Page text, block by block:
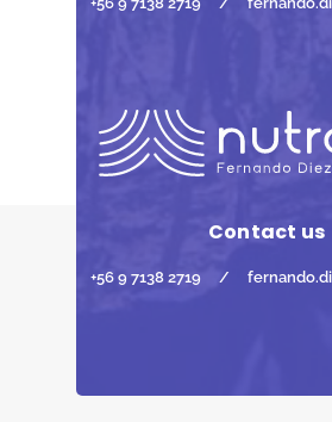
Contact us
+56 9 7138 2719 /